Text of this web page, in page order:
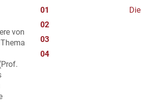
von
01
02
03
04